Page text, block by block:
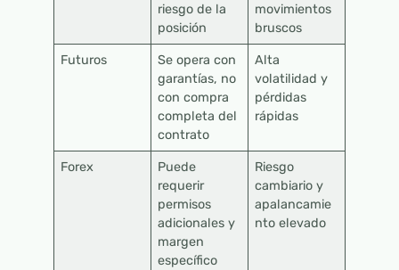
riesgo de la
posición
movimientos
bruscos
Futuros
Se opera con
garantías, no
con compra
completa del
contrato
Alta
volatilidad y
pérdidas
rápidas
Forex
Puede
requerir
permisos
adicionales y
margen
específico
Riesgo
cambiario y
apalancamie
nto elevado